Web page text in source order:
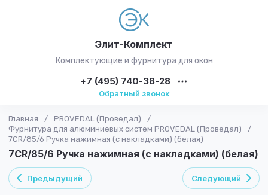
Элит-Комплект
Комплектующие и фурнитура для окон
+7 (495) 740-38-28
Обратный звонок
Главная / PROVEDAL (Проведал)
/
Фурнитура для алюминиевых систем PROVEDAL (Проведал)
/
7CR/85/6 Ручка нажимная (с накладками) (белая)
7CR/85/6 Ручка нажимная (с накладками) (белая)
Предыдущий Следующий